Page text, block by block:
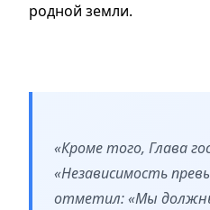
родной земли.
«Кроме того, Глава
«Независимость
отметил: «Мы